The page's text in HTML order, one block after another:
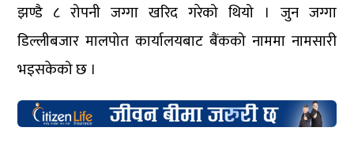
झण्डै ८ रोपनी जग्गा खरिद गरेको थियो । जुन जग्गा
डिल्लीबजार मालपोत कार्यालयबाट बैंकको नाममा नामसारी
भइसकेको छ ।